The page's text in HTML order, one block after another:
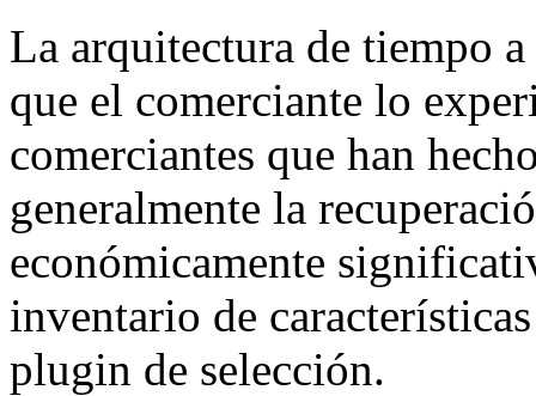
La arquitectura de tiempo
que el comerciante lo
comerciantes que han
generalmente la
económicamente
inventario de
plugin de selección.